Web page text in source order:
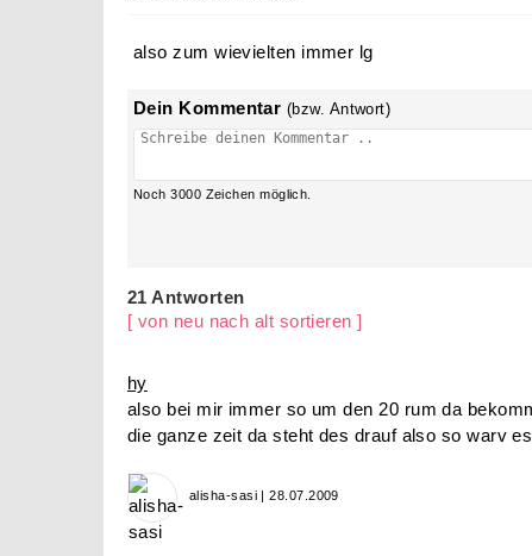
also zum wievielten immer lg
Dein Kommentar (bzw. Antwort)
Noch3000 Zeichen möglich.
21 Antworten
[ von neu nach alt sortieren ]
hy
also bei mir immer so um den 20 rum da
die ganze zeit da steht des drauf also so warv
alisha-sasi | 28.07.2009